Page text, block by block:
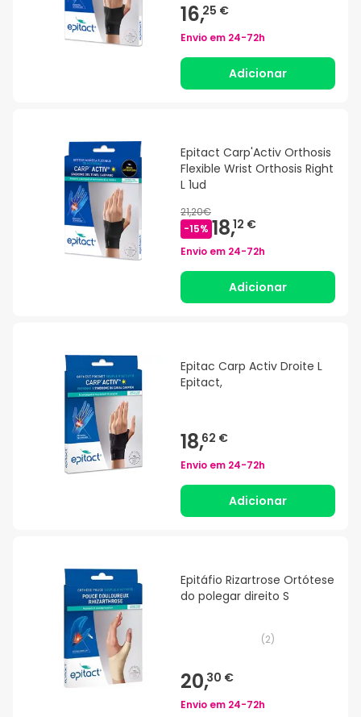
16,25 €
Envio em 24-72h
Adicionar
Epitact Carp'Activ Orthosis
Flexible Wrist Orthosis Right
L 1ud
21,20€
-15% 18,12 €
Envio em 24-72h
Adicionar
Epitac Carp Activ Droite L
Epitact,
18,62 €
Envio em 24-72h
Adicionar
Epitáfio Rizartrose Ortótese
do polegar direito S
(2)
20,30 €
Envio em 24-72h